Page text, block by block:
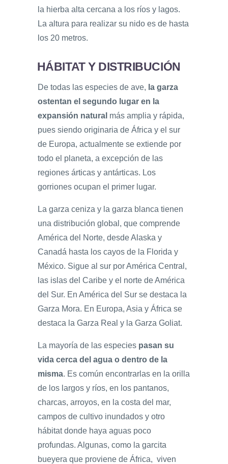
la hierba alta cercana a los ríos y lagos.
La altura para realizar su nido es de hasta
los 20 metros.
HÁBITAT Y DISTRIBUCIÓN
De todas las especies de ave, la garza
ostentan el segundo lugar en la
expansión natural más amplia y rápida,
pues siendo originaria de África y el sur
de Europa, actualmente se extiende por
todo el planeta, a excepción de las
regiones árticas y antárticas. Los
gorriones ocupan el primer lugar.
La garza ceniza y la garza blanca tienen
una distribución global, que comprende
América del Norte, desde Alaska y
Canadá hasta los cayos de la Florida y
México. Sigue al sur por América Central,
las islas del Caribe y el norte de América
del Sur. En América del Sur se destaca la
Garza Mora. En Europa, Asia y África se
destaca la Garza Real y la Garza Goliat.
La mayoría de las especies pasan su
vida cerca del agua o dentro de la
misma. Es común encontrarlas en la orilla
de los largos y ríos, en los pantanos,
charcas, arroyos, en la costa del mar,
campos de cultivo inundados y otro
hábitat donde haya aguas poco
profundas. Algunas, como la garcita
bueyera que proviene de África, viven